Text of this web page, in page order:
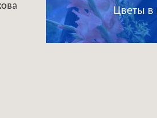
Цветы